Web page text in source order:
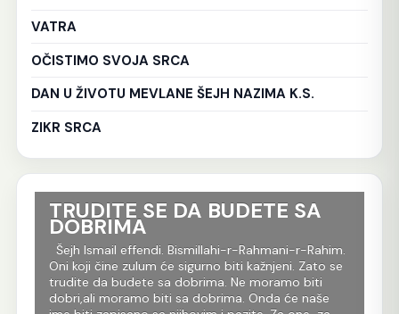
VATRA
OČISTIMO SVOJA SRCA
DAN U ŽIVOTU MEVLANE ŠEJH NAZIMA K.S.
ZIKR SRCA
TRUDITE SE DA BUDETE SA
DOBRIMA
Šejh Ismail effendi. Bismillahi-r-Rahmani-r-Rahim.
Oni koji čine zulum će sigurno biti kažnjeni. Zato se
trudite da budete sa dobrima. Ne moramo biti
dobri,ali moramo biti sa dobrima. Onda će naše